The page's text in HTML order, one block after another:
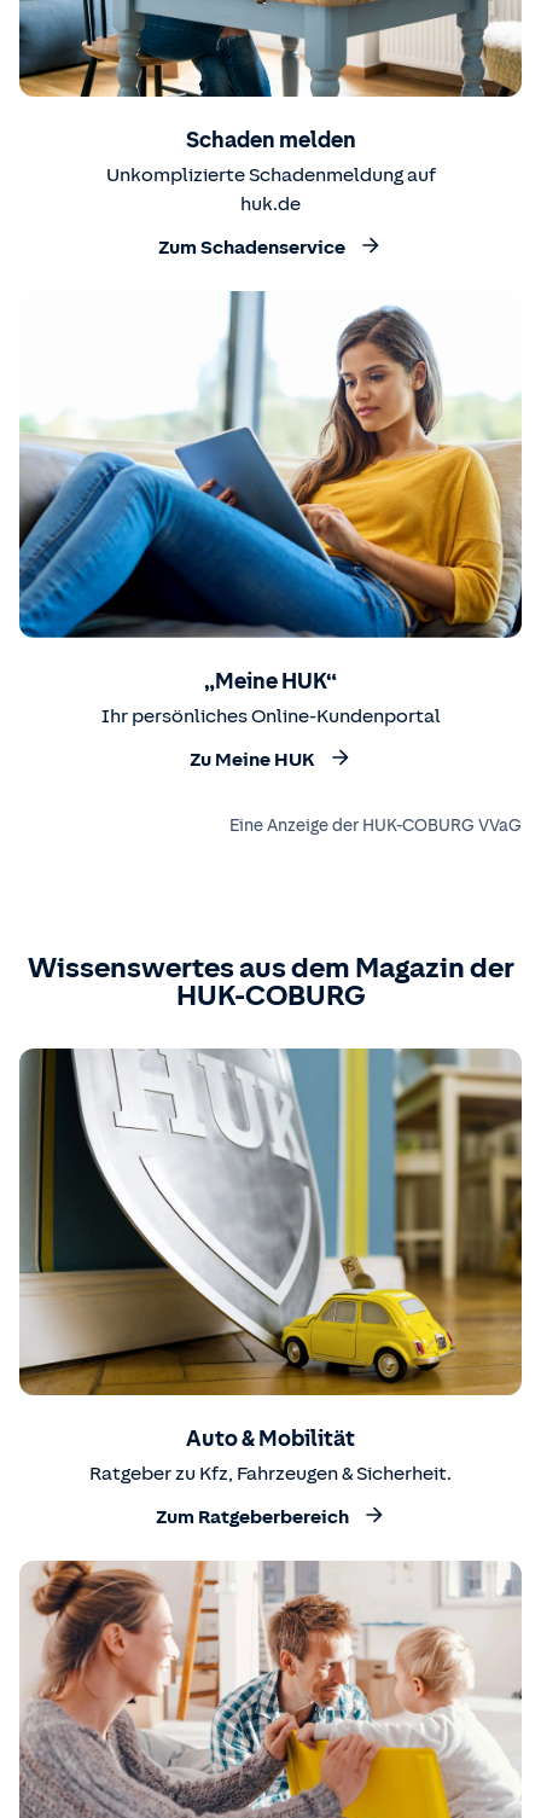
Schaden melden
Unkomplizierte Schadenmeldung auf
huk.de
Zum Schadenservice
„Meine HUK“
Ihr persönliches Online-Kundenportal
Zu Meine HUK
Eine Anzeige der HUK-COBURG VVaG
Wissenswertes aus dem Magazin der
HUK-COBURG
Auto & Mobilität
Ratgeber zu Kfz, Fahrzeugen & Sicherheit.
Zum Ratgeberbereich